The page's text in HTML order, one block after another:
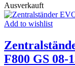
Ausverkauft
Add to wishlist
F800 GS 08-